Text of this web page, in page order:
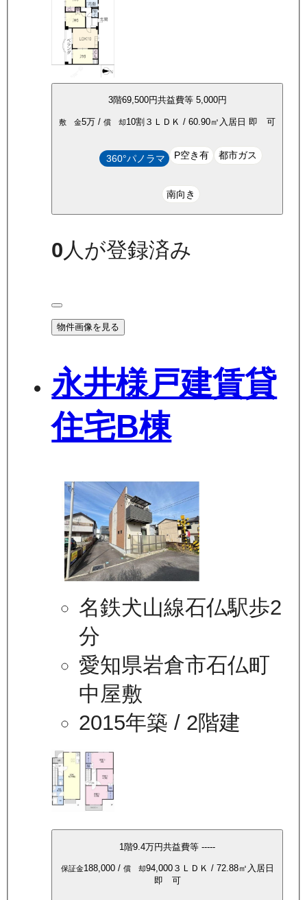
3階69,500円共益費等 5,000円
敷 金5万 / 償 却10割 ３ＬＤＫ / 60.90㎡ 入居日 即 可
360°パノラマ P空き有 都市ガス
南向き
0 人が登録済み
物件画像を見る
永井様戸建賃貸
住宅B棟
名鉄犬山線石仏駅歩2
分
愛知県岩倉市石仏町
中屋敷
2015年築 / 2階建
1階9.4万円共益費等 -----
保証金188,000/ 償 却94,000３ＬＤＫ / 72.88㎡ 入居日
即 可